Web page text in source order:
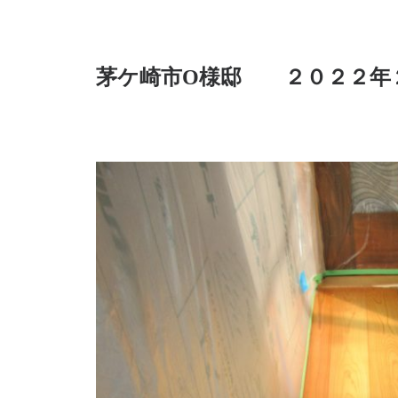
茅ケ崎市O様邸 ２０２２年